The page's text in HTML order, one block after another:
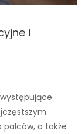
i
a także